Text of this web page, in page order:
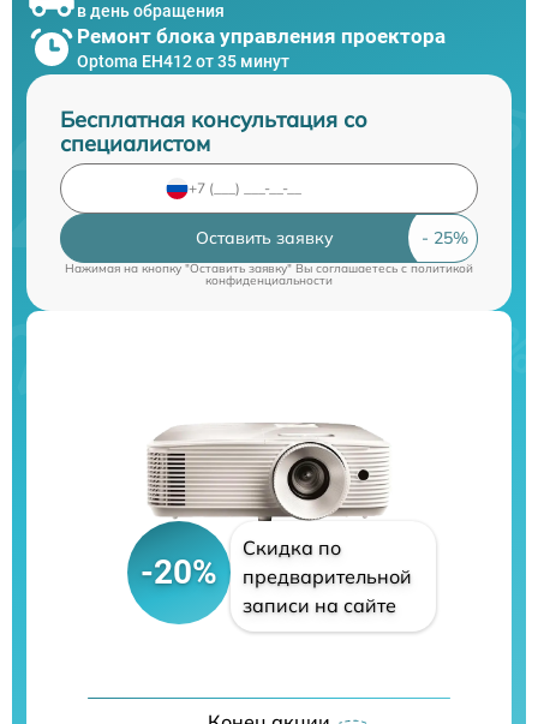
в день обращения
Ремонт блока управления проектора
Optoma EH412 от 35 минут
Бесплатная консультация со
специалистом
Оставить заявку
Нажимая на кнопку "Оставить заявку" Вы соглашаетесь cполитикой
конфиденциальности
-20%
Скидка по
предварительной
записи на сайте